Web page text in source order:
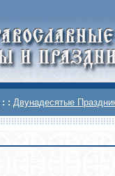
: : Двунадесятые